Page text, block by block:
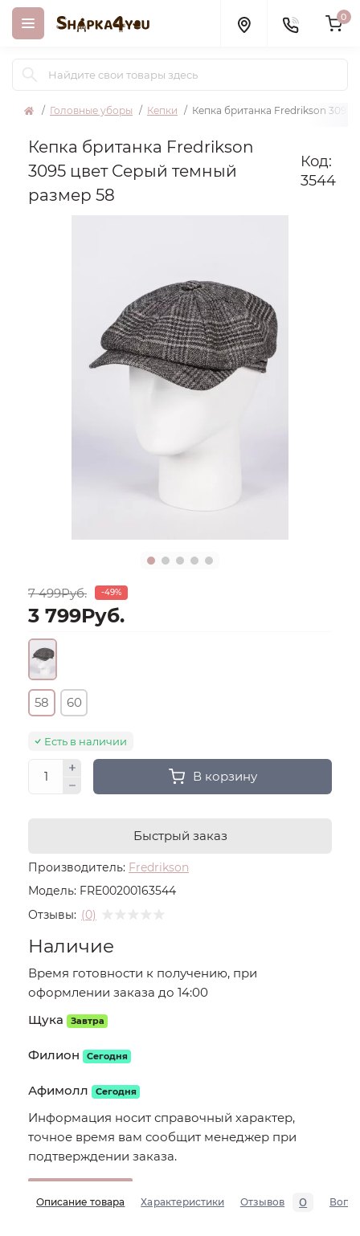
0
Головные уборы Кепки Кепка британка Fredrikson 3095
Кепка британка Fredrikson
3095 цвет Серый темный
размер 58
Код:
3544
Производитель: Fredrikson
Модель: FRE00200163544
Отзывы: (0)
7 499Руб. -49%
3 799Руб.
58 60
Есть в наличии
В корзину
Быстрый заказ
Наличие
Время готовности к получению, при
оформлении заказа до 14:00
Щука
Завтра
Филион Сегодня
Афимолл Сегодня
Информация носит справочный характер,
точное время вам сообщит менеджер при
подтверждении заказа.
Описание товара Характеристики Отзывов 0